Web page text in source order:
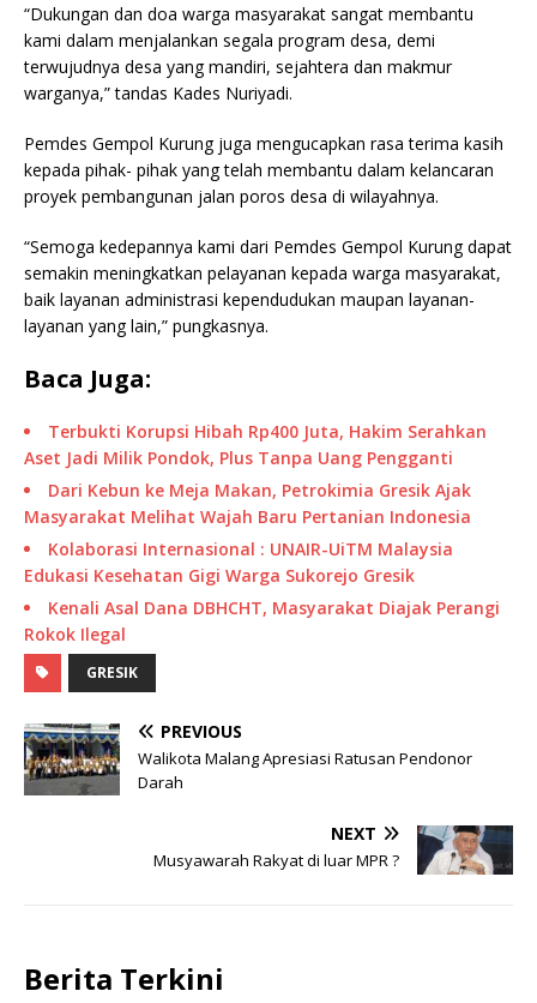
“Dukungan dan doa warga masyarakat sangat membantu
kami dalam menjalankan segala program desa, demi
terwujudnya desa yang mandiri, sejahtera dan makmur
warganya,” tandas Kades Nuriyadi.
Pemdes Gempol Kurung juga mengucapkan rasa terima kasih
kepada pihak- pihak yang telah membantu dalam kelancaran
proyek pembangunan jalan poros desa di wilayahnya.
“Semoga kedepannya kami dari Pemdes Gempol Kurung dapat
semakin meningkatkan pelayanan kepada warga masyarakat,
baik layanan administrasi kependudukan maupan layanan-
layanan yang lain,” pungkasnya.
Baca Juga:
Terbukti Korupsi Hibah Rp400 Juta, Hakim Serahkan
Aset Jadi Milik Pondok, Plus Tanpa Uang Pengganti
Dari Kebun ke Meja Makan, Petrokimia Gresik Ajak
Masyarakat Melihat Wajah Baru Pertanian Indonesia
Kolaborasi Internasional : UNAIR-UiTM Malaysia
Edukasi Kesehatan Gigi Warga Sukorejo Gresik
Kenali Asal Dana DBHCHT, Masyarakat Diajak Perangi
Rokok Ilegal
GRESIK
PREVIOUS
Walikota Malang Apresiasi Ratusan Pendonor
Darah
NEXT
Musyawarah Rakyat di luar MPR ?
Berita Terkini